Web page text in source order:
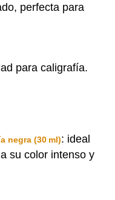
perfecta para
para caligrafía.
negra (30 ml): ideal
su color intenso y